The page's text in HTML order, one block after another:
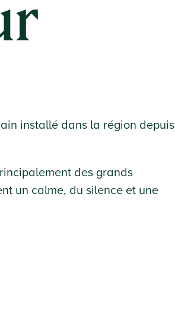
installé dans la région depuis
des grands
un calme, du silence et une